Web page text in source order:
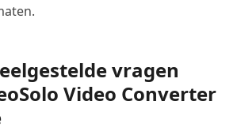
vragen
Video Converter